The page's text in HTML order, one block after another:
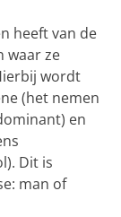
heeft van de
waar ze
wordt
(het nemen
en
Dit is
man of